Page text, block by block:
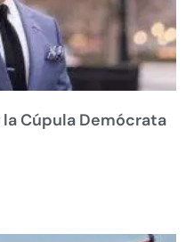
Cúpula Demócrata